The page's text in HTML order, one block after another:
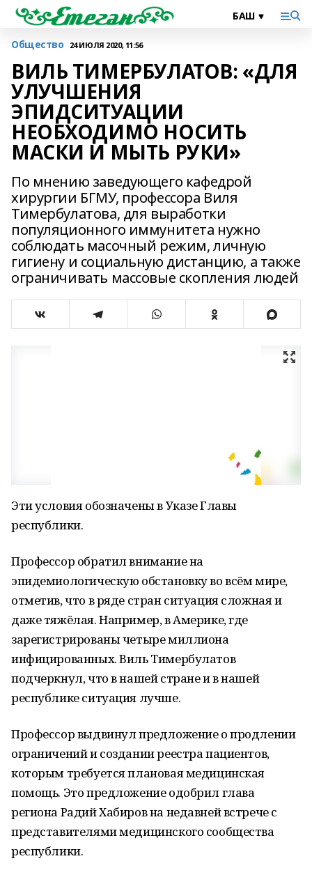
Общество 24 ИЮЛЯ 2020, 11:56
ВИЛЬ ТИМЕРБУЛАТОВ: «ДЛЯ
УЛУЧШЕНИЯ
ЭПИДСИТУАЦИИ
НЕОБХОДИМО НОСИТЬ
МАСКИ И МЫТЬ РУКИ»
По мнению заведующего кафедрой
хирургии БГМУ, профессора Виля
Тимербулатова, для выработки
популяционного иммунитета нужно
соблюдать масочный режим, личную
гигиену и социальную дистанцию, а также
ограничивать массовые скопления людей
Эти условия обозначены в Указе Главы
республики.
Профессор обратил внимание на
эпидемиологическую обстановку во всём мире,
отметив, что в ряде стран ситуация сложная и
даже тяжёлая. Например, в Америке, где
зарегистрированы четыре миллиона
инфицированных. Виль Тимербулатов
подчеркнул, что в нашей стране и в нашей
республике ситуация лучше.
Профессор выдвинул предложение о продлении
ограничений и создании реестра пациентов,
которым требуется плановая медицинская
помощь. Это предложение одобрил глава
региона Радий Хабиров на недавней встрече с
представителями медицинского сообщества
республики.